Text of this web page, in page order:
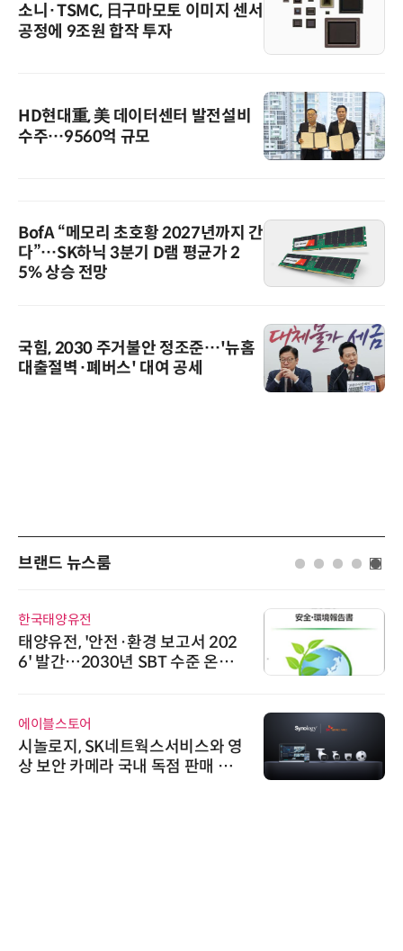
소니·TSMC, 日구마모토 이미지 센서
공정에 9조원 합작 투자
HD현대重, 美 데이터센터 발전설비
수주…9560억 규모
BofA “메모리 초호황 2027년까지 간
다”…SK하닉 3분기 D램 평균가 2
5% 상승 전망
국힘, 2030 주거불안 정조준…'뉴홈
대출절벽·폐버스' 대여 공세
브랜드 뉴스룸
한국태양유전
태양유전, '안전·환경 보고서 202
6' 발간…2030년 SBT 수준 온실
에이블스토어
시놀로지, SK네트웍스서비스와 영
상 보안 카메라 국내 독점 판매 파